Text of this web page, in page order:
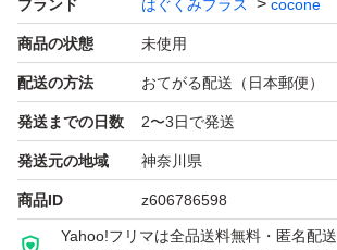
ブランド はぐくみプラス cocone
商品の状態 未使用
配送の方法 おてがる配送（日本郵便）
発送までの日数 2〜3日で発送
発送元の地域 神奈川県
商品ID z606786598
Yahoo!フリマは全品送料無料・匿名配送